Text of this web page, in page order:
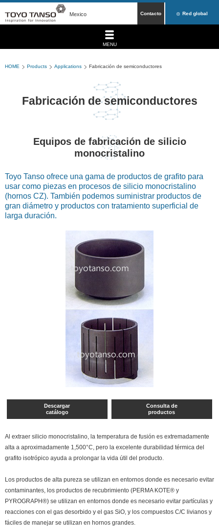
Mexico Contacto Red global
MENU
HOME Products Applications Fabricación de semiconductores
Fabricación de semiconductores
Equipos de fabricación de silicio
monocristalino
Toyo Tanso ofrece una gama de productos de grafito para
usar como piezas en procesos de silicio monocristalino
(hornos CZ). También podemos suministrar productos de
gran diámetro y productos con tratamiento superficial de
larga duración.
Descargar
catálogo
Consulta de
productos
Al extraer silicio monocristalino, la temperatura de fusión es extremadamente
alta a aproximadamente 1,500°C, pero la excelente durabilidad térmica del
grafito isotrópico ayuda a prolongar la vida útil del producto.
Los productos de alta pureza se utilizan en entornos donde es necesario evitar
contaminantes, los productos de recubrimiento (PERMA KOTE® y
PYROGRAPH®) se utilizan en entornos donde es necesario evitar partículas y
reacciones con el gas desorbido y el gas SiO, y los compuestos C/C livianos y
fáciles de manejar se utilizan en hornos grandes.